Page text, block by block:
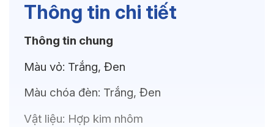
Thông tin chi tiết
Thông tin chung
Màu vỏ: Trắng, Đen
Màu chóa đèn: Trắng, Đen
Vật liệu: Hợp kim nhôm